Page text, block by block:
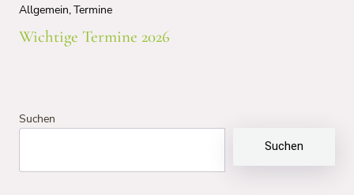
Nächster
Beitrag
Allgemein Termine
Wichtige Termine 2026
Suchen
Suchen